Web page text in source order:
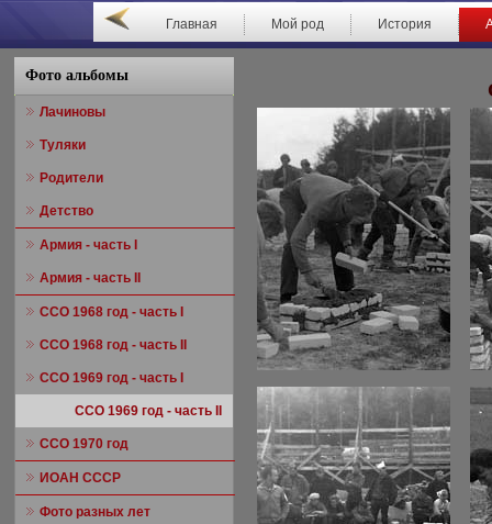
Главная Мой род История
Фото альбомы
Лачиновы
Туляки
Родители
Детство
Армия - часть I
Армия - часть II
ССО 1968 год - часть I
ССО 1968 год - часть II
ССО 1969 год - часть I
ССО 1969 год - часть II
ССО 1970 год
ИОАН СССР
Фото разных лет